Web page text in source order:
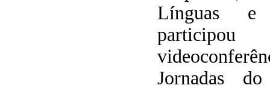
Línguas e
Jornadas